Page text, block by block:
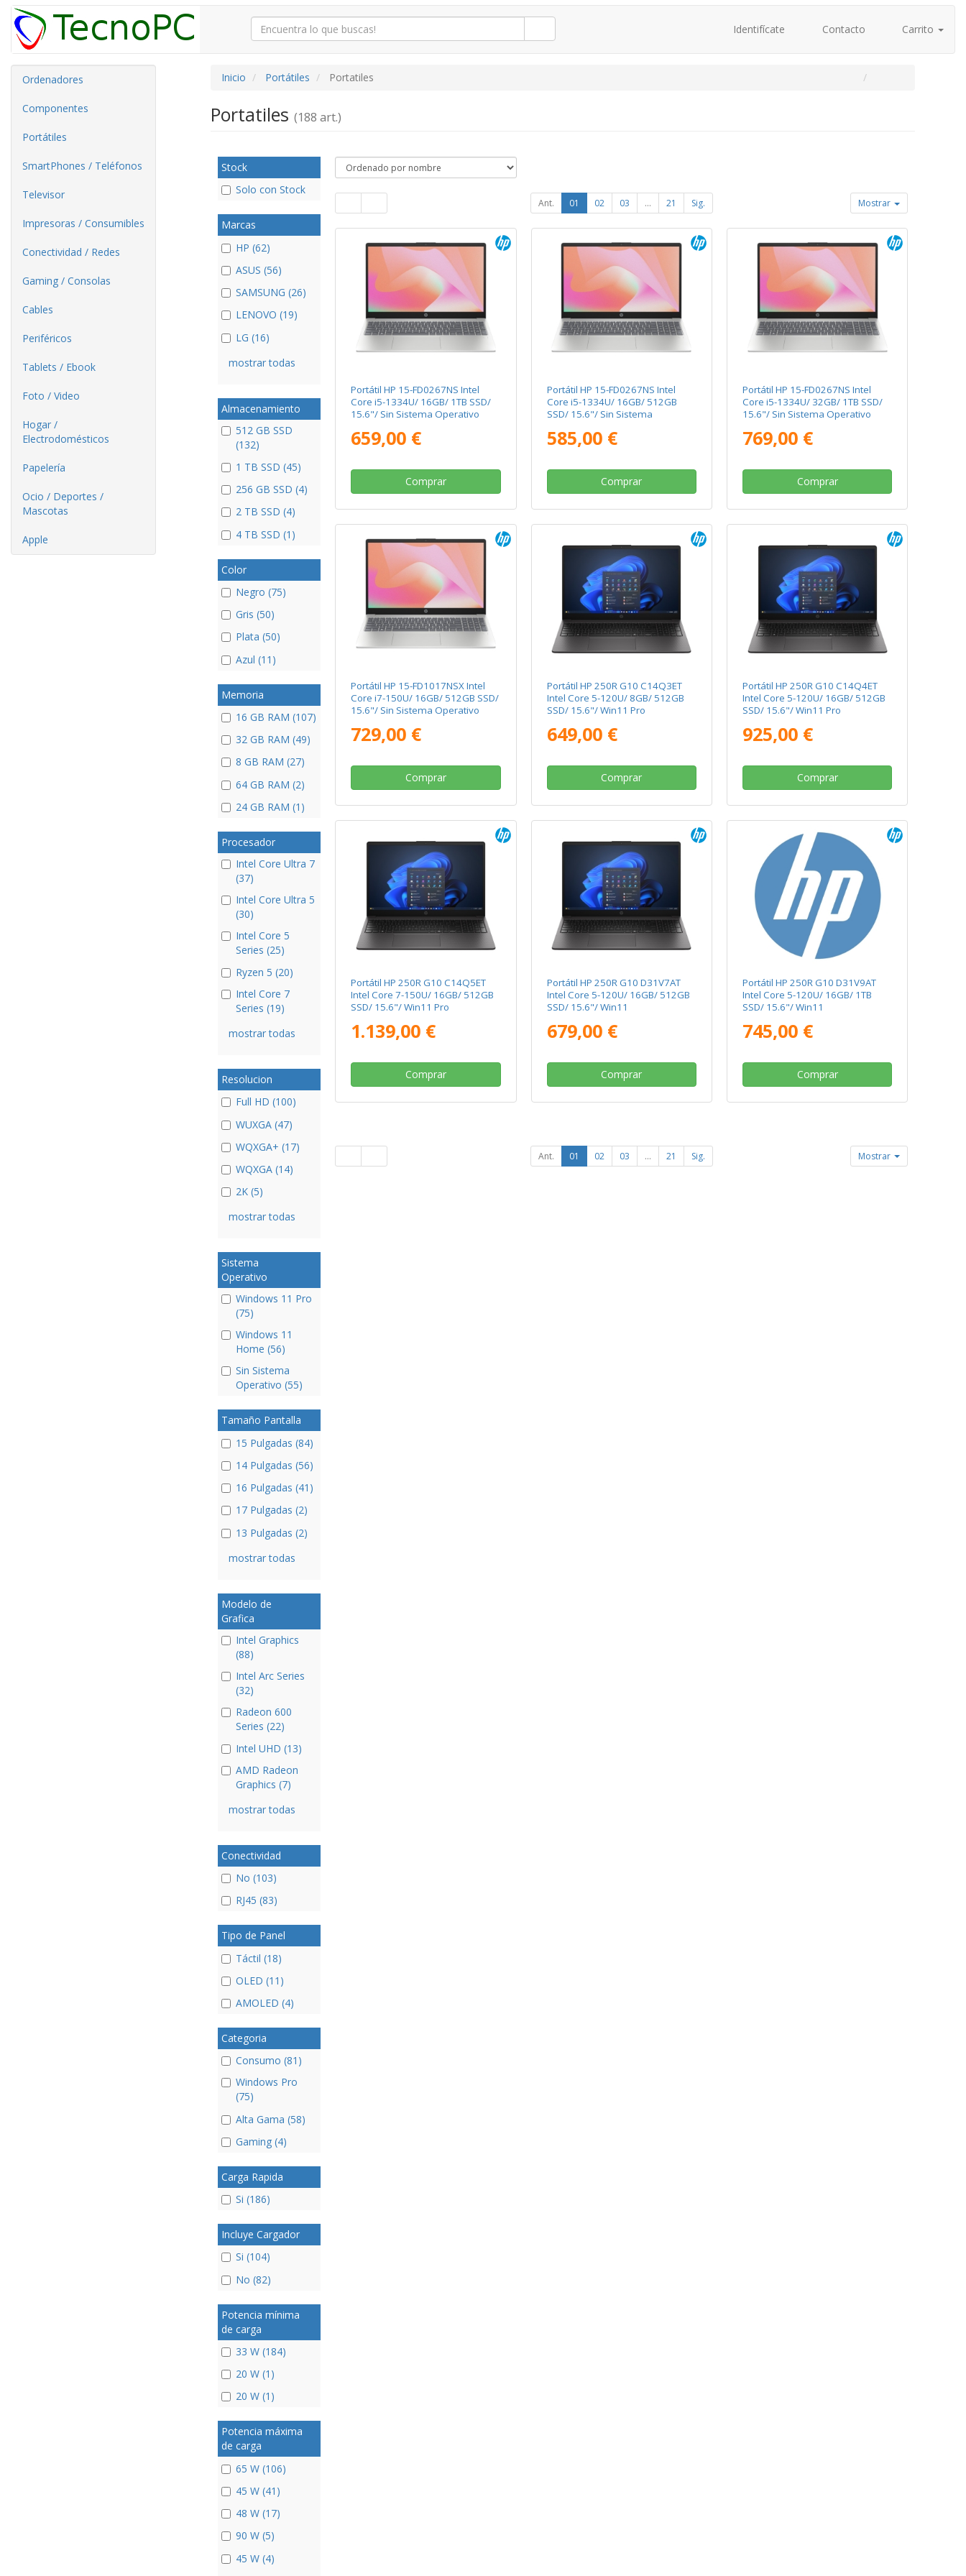
Identifícate Contacto Carrito
Ordenadores
Componentes
Portátiles
SmartPhones / Teléfonos
Televisor
Impresoras / Consumibles
Conectividad / Redes
Gaming / Consolas
Cables
Periféricos
Tablets / Ebook
Foto / Video
Hogar /
Electrodomésticos
Papelería
Ocio / Deportes /
Mascotas
Apple
Inicio Portátiles Portatiles
Portatiles (188 art.)
Stock
Solo con Stock
Marcas
HP (62)
ASUS (56)
SAMSUNG (26)
LENOVO (19)
LG (16)
mostrar todas
Almacenamiento
512 GB SSD
(132)
1 TB SSD (45)
256 GB SSD (4)
2 TB SSD (4)
4 TB SSD (1)
Color
Negro (75)
Gris (50)
Plata (50)
Azul (11)
Memoria
16 GB RAM (107)
32 GB RAM (49)
8 GB RAM (27)
64 GB RAM (2)
24 GB RAM (1)
Procesador
Intel Core Ultra 7
(37)
Intel Core Ultra 5
(30)
Intel Core 5
Series (25)
Ryzen 5 (20)
Intel Core 7
Series (19)
mostrar todas
Resolucion
Full HD (100)
WUXGA (47)
WQXGA+ (17)
WQXGA (14)
2K (5)
mostrar todas
Sistema
Operativo
Windows 11 Pro
(75)
Windows 11
Home (56)
Sin Sistema
Operativo (55)
Tamaño Pantalla
15 Pulgadas (84)
14 Pulgadas (56)
16 Pulgadas (41)
17 Pulgadas (2)
13 Pulgadas (2)
mostrar todas
Modelo de
Grafica
Intel Graphics
(88)
Intel Arc Series
(32)
Radeon 600
Series (22)
Intel UHD (13)
AMD Radeon
Graphics (7)
mostrar todas
Conectividad
No (103)
RJ45 (83)
Tipo de Panel
Táctil (18)
OLED (11)
AMOLED (4)
Categoria
Consumo (81)
Windows Pro
(75)
Alta Gama (58)
Gaming (4)
Carga Rapida
Si (186)
Incluye Cargador
Si (104)
No (82)
Potencia mínima
de carga
33 W (184)
20 W (1)
20 W (1)
Potencia máxima
de carga
65 W (106)
45 W (41)
48 W (17)
90 W (5)
45 W (4)
Ant. 01 02 03 ... 21 Sig. Mostrar
Portátil HP 15-FD0267NS Intel
Core i5-1334U/ 16GB/ 1TB SSD/
15.6"/ Sin Sistema Operativo
659,00 €
Comprar
Portátil HP 15-FD0267NS Intel
Core i5-1334U/ 16GB/ 512GB
SSD/ 15.6"/ Sin Sistema
585,00 €
Comprar
Portátil HP 15-FD0267NS Intel
Core i5-1334U/ 32GB/ 1TB SSD/
15.6"/ Sin Sistema Operativo
769,00 €
Comprar
Portátil HP 15-FD1017NSX Intel
Core i7-150U/ 16GB/ 512GB SSD/
15.6"/ Sin Sistema Operativo
729,00 €
Comprar
Portátil HP 250R G10 C14Q3ET
Intel Core 5-120U/ 8GB/ 512GB
SSD/ 15.6"/ Win11 Pro
649,00 €
Comprar
Portátil HP 250R G10 C14Q4ET
Intel Core 5-120U/ 16GB/ 512GB
SSD/ 15.6"/ Win11 Pro
925,00 €
Comprar
Portátil HP 250R G10 C14Q5ET
Intel Core 7-150U/ 16GB/ 512GB
SSD/ 15.6"/ Win11 Pro
1.139,00 €
Comprar
Portátil HP 250R G10 D31V7AT
Intel Core 5-120U/ 16GB/ 512GB
SSD/ 15.6"/ Win11
679,00 €
Comprar
Portátil HP 250R G10 D31V9AT
Intel Core 5-120U/ 16GB/ 1TB
SSD/ 15.6"/ Win11
745,00 €
Comprar
Ant. 01 02 03 ... 21 Sig. Mostrar